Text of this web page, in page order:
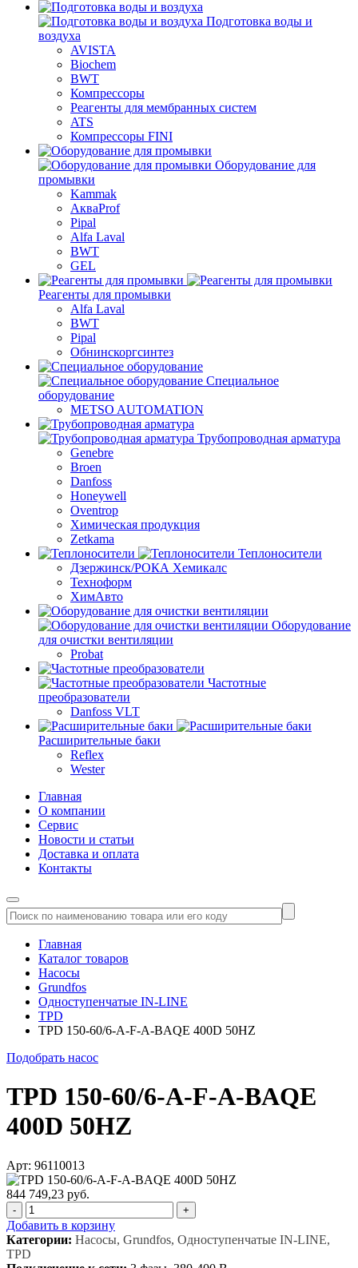
Подготовка воды и
воздуха
AVISTA
Biochem
BWT
Компрессоры
Реагенты для мембранных систем
ATS
Компрессоры FINI
Оборудование для
промывки
Kammak
АкваProf
Pipal
Alfa Laval
BWT
GEL
Реагенты для промывки
Alfa Laval
BWT
Pipal
Обнинскоргсинтез
Специальное
оборудование
METSO AUTOMATION
Трубопроводная арматура
Genebre
Broen
Danfoss
Honeywell
Oventrop
Химическая продукция
Zetkama
Теплоносители
Дзержинск/РОКА Хемикалс
Техноформ
ХимАвто
Оборудование
для очистки вентиляции
Probat
Частотные
преобразователи
Danfoss VLT
Расширительные баки
Reflex
Wester
Главная
О компании
Сервис
Новости и статьи
Доставка и оплата
Контакты
Главная
Каталог товаров
Насосы
Grundfos
Одноступенчатые IN-LINE
TPD
TPD 150-60/6-A-F-A-BAQE 400D 50HZ
Подобрать насос
TPD 150-60/6-A-F-A-BAQE
400D 50HZ
Арт: 96110013
844 749,23 руб.
- +
Добавить в корзину
Категории: Насосы, Grundfos, Одноступенчатые IN-LINE,
TPD